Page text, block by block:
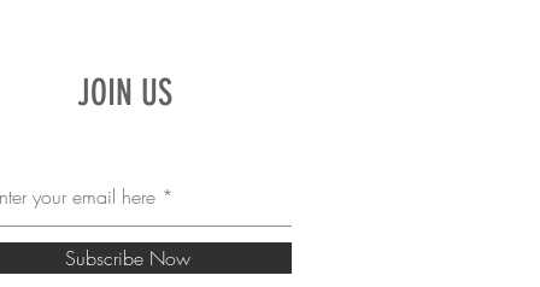
JOIN US
Subscribe Now